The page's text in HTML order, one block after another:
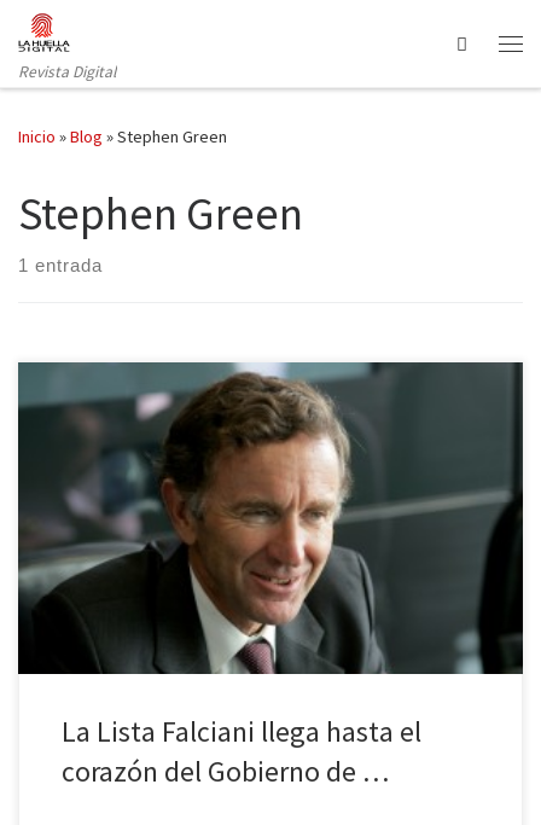
Saltar al contenido
Revista Digital
Search
Inicio »Blog »Stephen Green
Stephen Green
1 entrada
La filtración de los archivos del banco HSBC puso todas las miradas
sobre Stephen Green, ministro de Estado para el Comercio y la
Inversión, quien estuvo al frente del gigante bancario durante el
periodo en el que ocurrieron los acontecimientos investigados. La
lista Falciani sacó a la luz una cifra: […]
La Lista Falciani llega hasta el
corazón del Gobierno de …